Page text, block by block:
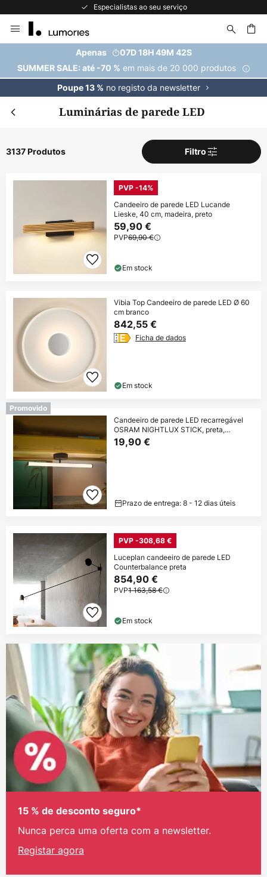
A maior seleção de marcas da Europa
para
Conteúdo
Apenas
07D 18H 49M 40S
SUMMER SALE: até -70 % em mais de 20 000 produtos
Poupe 13 % no registo da newsletter
Luminárias de parede LED
3137 Produtos Filtro
PVP -14%
Candeeiro de parede LED Lucande
Lieske, 40 cm, madeira, preto
59,90 €
PVP69,90 €
Em stock
Vibia Top Candeeiro de parede LED Ø 60
cm branco
842,55 €
Ficha de dados
Em stock
Promovido
Candeeiro de parede LED recarregável
OSRAM NIGHTLUX STICK, preta,
touchdim
19,90 €
Prazo de entrega: 8 - 12 dias úteis
PVP -308,68 €
Luceplan candeeiro de parede LED
Counterbalance preta
854,90 €
PVP1 163,58 €
Em stock
15 % de desconto seguro*
Nunca perca uma oferta com a newsletter.
Registar agora